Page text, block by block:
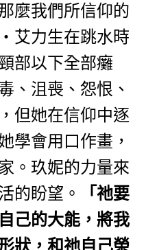
麼我們所信仰的
艾力生在跳水時
部以下全部癱
、沮喪、怨恨、
但她在信仰中逐
學會用口作畫，
。玖妮的力量來
的盼望。
「祂要
己的大能，將我
狀，和祂自己榮